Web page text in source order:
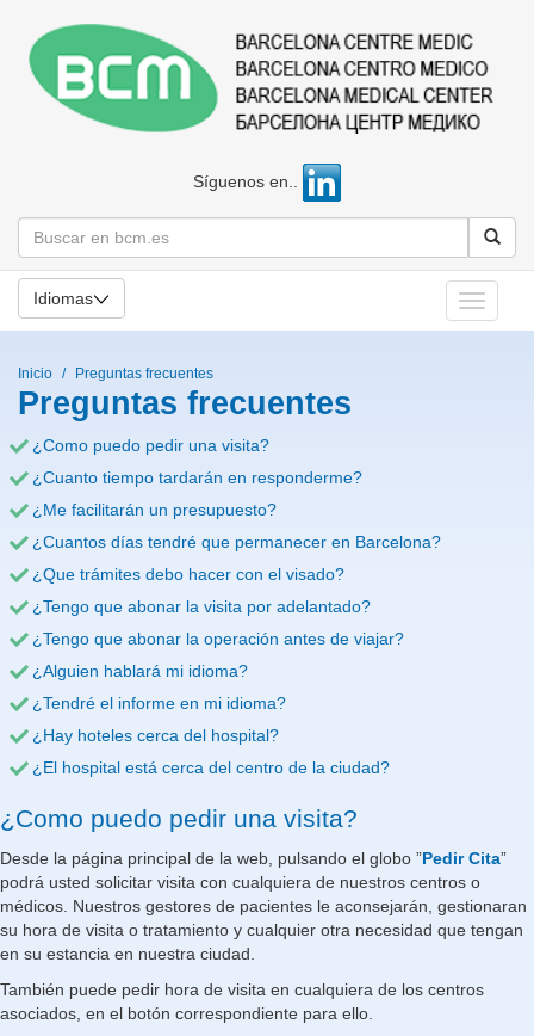
Síguenos en..
Idiomas
Toggle
Inicio Preguntas frecuentes
Preguntas frecuentes
¿Como puedo pedir una visita?
¿Cuanto tiempo tardarán en responderme?
¿Me facilitarán un presupuesto?
¿Cuantos días tendré que permanecer en Barcelona?
¿Que trámites debo hacer con el visado?
¿Tengo que abonar la visita por adelantado?
¿Tengo que abonar la operación antes de viajar?
¿Alguien hablará mi idioma?
¿Tendré el informe en mi idioma?
¿Hay hoteles cerca del hospital?
¿El hospital está cerca del centro de la ciudad?
¿Como puedo pedir una visita?
Desde la página principal de la web, pulsando el globo ”Pedir Cita”
podrá usted solicitar visita con cualquiera de nuestros centros o
médicos. Nuestros gestores de pacientes le aconsejarán, gestionaran
su hora de visita o tratamiento y cualquier otra necesidad que tengan
en su estancia en nuestra ciudad.
También puede pedir hora de visita en cualquiera de los centros
asociados, en el botón correspondiente para ello.